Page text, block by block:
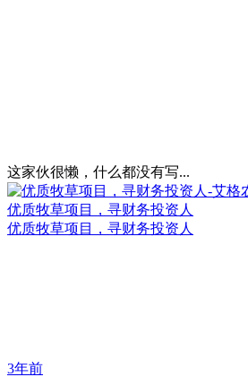
这家伙很懒，什么都没有写...
优质牧草项目，寻财务投资人
优质牧草项目，寻财务投资人
3年前